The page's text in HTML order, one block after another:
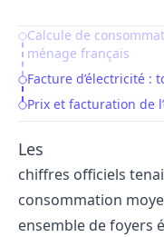
Table of Contents
Calcule de
ménage français
Facture d’électricité :
Prix et facturation de
Les
chiffres officiels
consommation
ensemble de foyers